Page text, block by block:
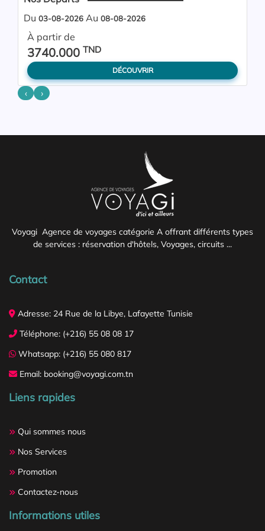
Du 03-08-2026 Au 08-08-2026
À partir de
3740.000 TND
DÉCOUVRIR
‹ ›
Voyagi Agence de voyages catégorie A offrant différents types
de services : réservation d'hôtels, Voyages, circuits ...
Contact
Adresse: 24 Rue de la Libye, Lafayette Tunisie
Téléphone: (+216) 55 08 08 17
Whatsapp: (+216) 55 080 817
Email: booking@voyagi.com.tn
Liens rapides
Qui sommes nous
Nos Services
Promotion
Contactez-nous
Informations utiles